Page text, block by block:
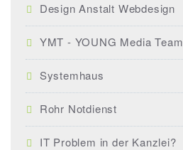
Design Anstalt Webdesign
YMT - YOUNG Media Team
Systemhaus
Rohr Notdienst
IT Problem in der Kanzlei?